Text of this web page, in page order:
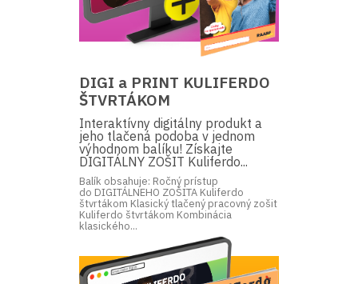
DIGI a PRINT KULIFERDO
ŠTVRTÁKOM
Interaktívny digitálny produkt a
jeho tlačená podoba v jednom
výhodnom balíku! Získajte
DIGITÁLNY ZOŠIT Kuliferdo...
Balík obsahuje: Ročný prístup
do DIGITÁLNEHO ZOŠITA Kuliferdo
štvrtákom Klasický tlačený pracovný zošit
Kuliferdo štvrtákom Kombinácia
klasického...